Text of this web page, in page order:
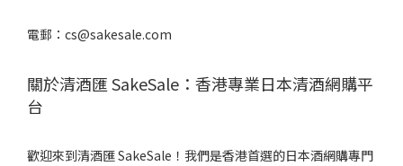
電郵：cs@sakesale.com
關於清酒匯 SakeSale：香港專業日本清酒網購平
台
歡迎來到清酒匯 SakeSale！我們是香港首選的日本酒網購專門